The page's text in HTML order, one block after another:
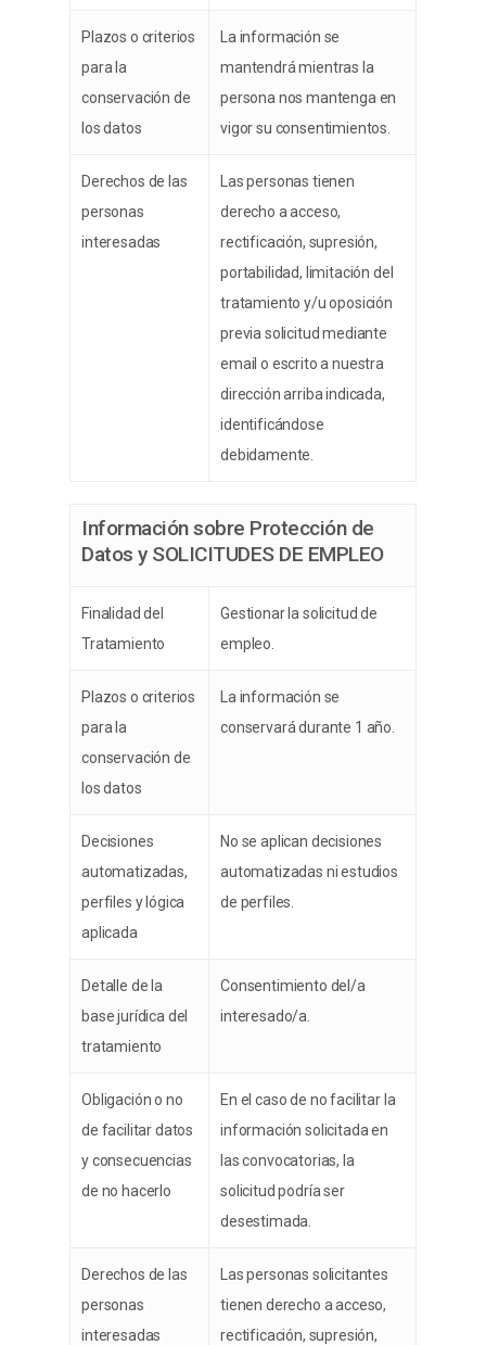
Plazos o criterios
para la
conservación de
los datos
La información se
mantendrá mientras la
persona nos mantenga en
vigor su consentimientos.
Derechos de las
personas
interesadas
Las personas tienen
derecho a acceso,
rectificación, supresión,
portabilidad, limitación del
tratamiento y/u oposición
previa solicitud mediante
email o escrito a nuestra
dirección arriba indicada,
identificándose
debidamente.
Información sobre Protección de
Datos y SOLICITUDES DE EMPLEO
Finalidad del
Tratamiento
Gestionar la solicitud de
empleo.
Plazos o criterios
para la
conservación de
los datos
La información se
conservará durante 1 año.
Decisiones
automatizadas,
perfiles y lógica
aplicada
No se aplican decisiones
automatizadas ni estudios
de perfiles.
Detalle de la
base jurídica del
tratamiento
Consentimiento del/a
interesado/a.
Obligación o no
de facilitar datos
y consecuencias
de no hacerlo
En el caso de no facilitar la
información solicitada en
las convocatorias, la
solicitud podría ser
desestimada.
Derechos de las
personas
interesadas
Las personas solicitantes
tienen derecho a acceso,
rectificación, supresión,